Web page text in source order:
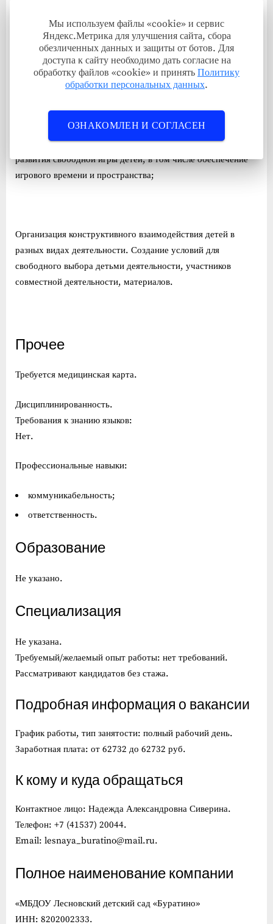
обучению;
Организация видов деятельности, осуществляемых в
познавательно-исследовательской, игры (ролевой,
режиссерской, с правилом), продуктивной;
конструирования, создания широких возможностей для
развития свободной игры детей, в том числе обеспечение
игрового времени и пространства;
Организация конструктивного взаимодействия детей в
разных видах деятельности. Создание условий для
свободного выбора детьми деятельности, участников
совместной деятельности, материалов.
Прочее
Требуется медицинская карта.
Дисциплинированность.
Требования к знанию языков:
Нет.
Профессиональные навыки:
коммуникабельность;
ответственность.
Образование
Не указано.
Специализация
Не указана.
Требуемый/желаемый опыт работы: нет требований.
Рассматривают кандидатов без стажа.
Подробная информация о вакансии
График работы, тип занятости: полный рабочий день.
Заработная плата: от 62732 до 62732 руб.
К кому и куда обращаться
Контактное лицо: Надежда Александровна Сиверина.
Телефон: +7 (41537) 20044.
Email: lesnaya_buratino@mail.ru.
Полное наименование компании
«МБДОУ Лесновский детский сад «Буратино»
ИНН: 8202002333.
Мы используем файлы «cookie» и сервис
Яндекс.Метрика для улучшения сайта, сбора
обезличенных данных и защиты от ботов. Для
доступа к сайту необходимо дать согласие на
обработку файлов «cookie» и принять Политику
обработки персональных данных.
ОЗНАКОМЛЕН И СОГЛАСЕН